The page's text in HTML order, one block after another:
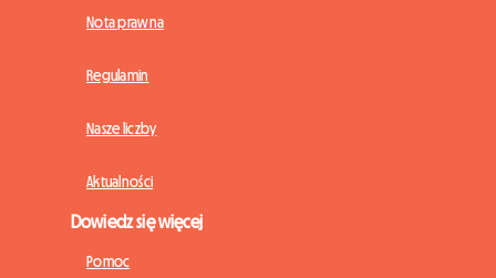
Nota prawna
Regulamin
Nasze liczby
Aktualności
Dowiedz się więcej
Pomoc